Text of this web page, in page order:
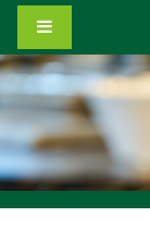
Перейти к